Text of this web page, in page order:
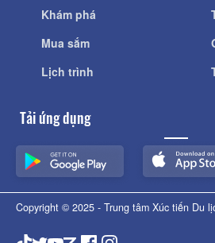
Khám phá
Mua sắm
Lịch trình
Tải ứng dụng
Copyright © 2025 - Trung tâm Xúc tiến Du